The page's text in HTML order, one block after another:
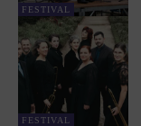
FESTIVAL
FESTIVAL